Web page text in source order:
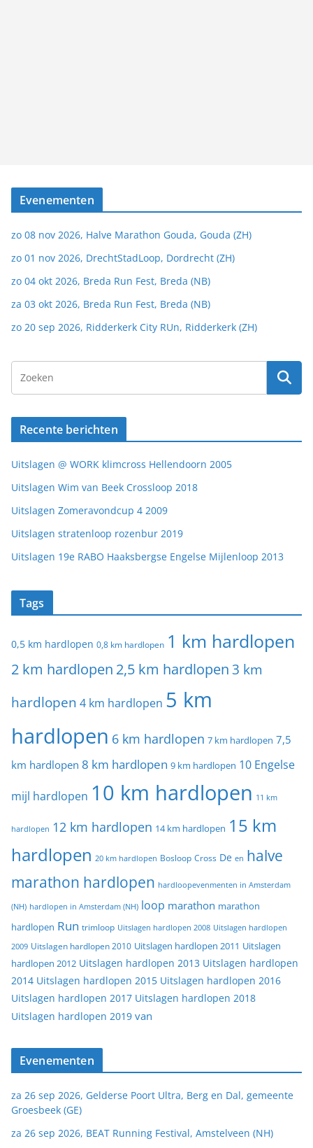
Evenementen
zo 08 nov 2026, Halve Marathon Gouda, Gouda (ZH)
zo 01 nov 2026, DrechtStadLoop, Dordrecht (ZH)
zo 04 okt 2026, Breda Run Fest, Breda (NB)
za 03 okt 2026, Breda Run Fest, Breda (NB)
zo 20 sep 2026, Ridderkerk City RUn, Ridderkerk (ZH)
Recente berichten
Uitslagen @ WORK klimcross Hellendoorn 2005
Uitslagen Wim van Beek Crossloop 2018
Uitslagen Zomeravondcup 4 2009
Uitslagen stratenloop rozenbur 2019
Uitslagen 19e RABO Haaksbergse Engelse Mijlenloop 2013
Tags
0,5 km hardlopen 0,8 km hardlopen 1 km hardlopen
2 km hardlopen 2,5 km hardlopen 3 km
hardlopen 4 km hardlopen 5 km
hardlopen 6 km hardlopen 7 km hardlopen 7,5
km hardlopen 8 km hardlopen 9 km hardlopen 10 Engelse
mijl hardlopen 10 km hardlopen 11 km
hardlopen 12 km hardlopen 14 km hardlopen 15 km
hardlopen 20 km hardlopen Bosloop Cross De en halve
marathon hardlopen hardloopevenmenten in Amsterdam
(NH) hardlopen in Amsterdam (NH) loop marathon marathon
hardlopen Run trimloop Uitslagen hardlopen 2008 Uitslagen hardlopen
2009 Uitslagen hardlopen 2010 Uitslagen hardlopen 2011 Uitslagen
hardlopen 2012 Uitslagen hardlopen 2013 Uitslagen hardlopen
2014 Uitslagen hardlopen 2015 Uitslagen hardlopen 2016
Uitslagen hardlopen 2017 Uitslagen hardlopen 2018
Uitslagen hardlopen 2019 van
Evenementen
za 26 sep 2026, Gelderse Poort Ultra, Berg en Dal, gemeente
Groesbeek (GE)
za 26 sep 2026, BEAT Running Festival, Amstelveen (NH)